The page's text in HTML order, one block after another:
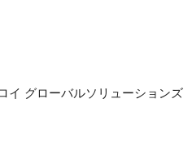
イ グローバルソリューションズ